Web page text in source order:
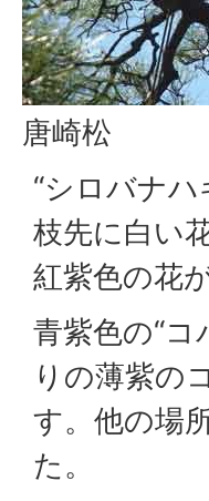
唐崎松
“シロバナ
枝先に白い
紅紫色の花
青紫色の“
りの薄紫の
す。他の場
た。